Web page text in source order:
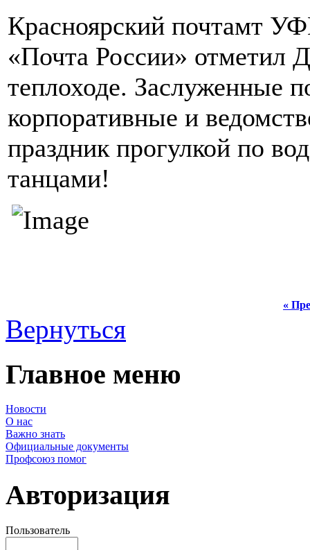
Красноярский почтамт
«Почта России» отметил
теплоходе. Заслуженные
корпоративные и
праздник прогулкой по
танцами!
«
Вернуться
Главное меню
Новости
О нас
Важно знать
Официальные документы
Профсоюз помог
Авторизация
Пользователь